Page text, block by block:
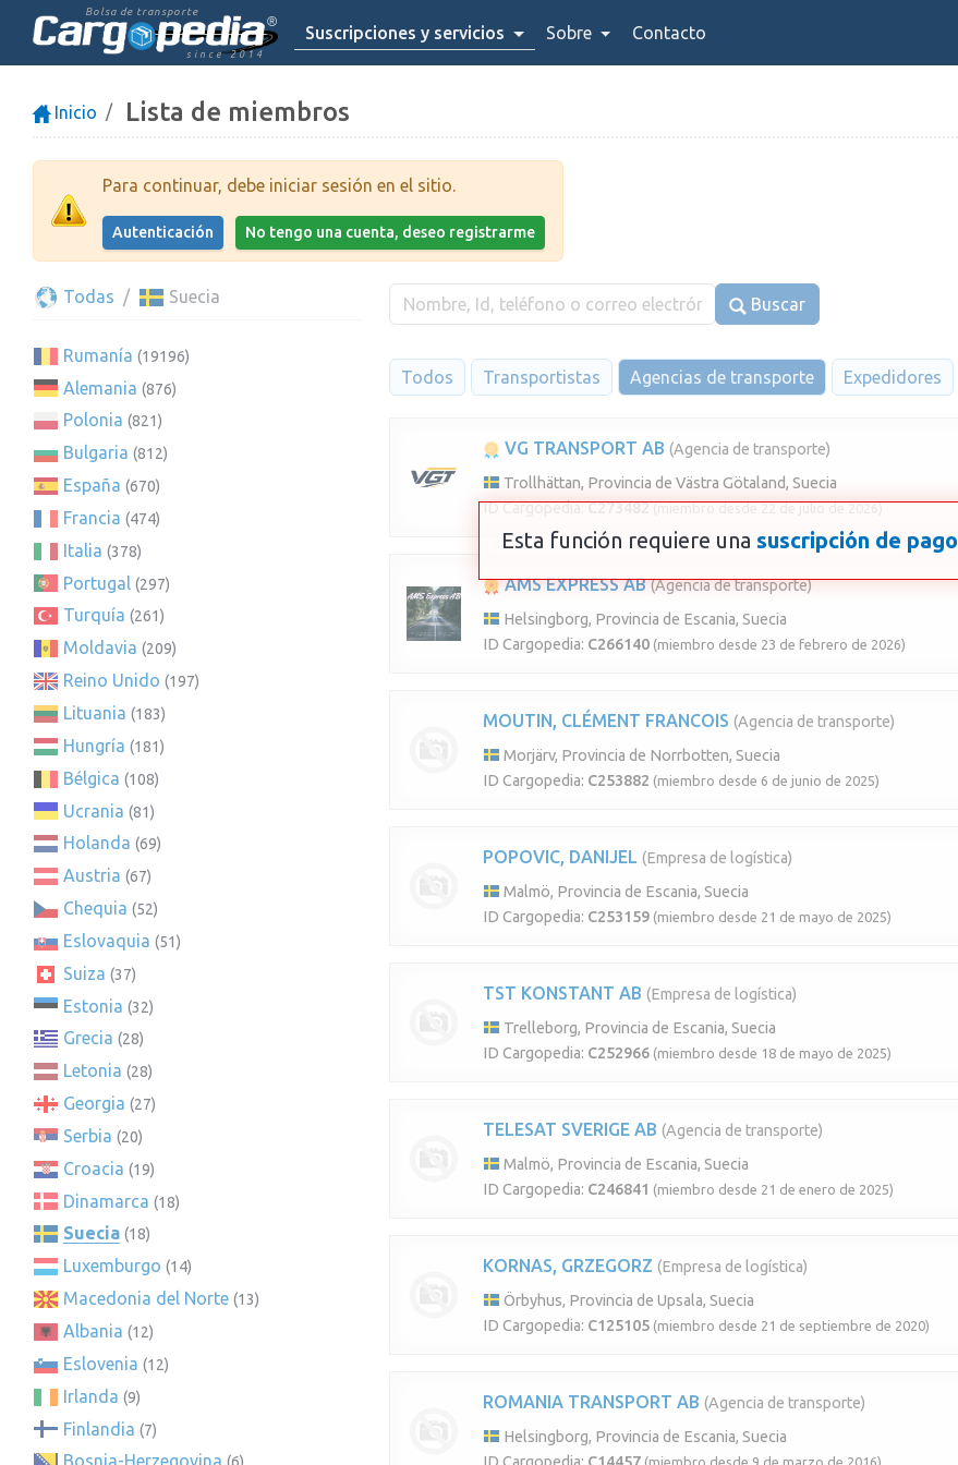
Bolsa de transporte
since 2014
Suscripciones y servicios Sobre Contacto
Inicio Lista de miembros
Para continuar, debe iniciar sesión en el sitio.
Autenticación No tengo una cuenta, deseo registrarme
Todas Suecia
Rumanía (19196)
Alemania (876)
Polonia (821)
Bulgaria (812)
España (670)
Francia (474)
Italia (378)
Portugal (297)
Turquía (261)
Moldavia (209)
Reino Unido (197)
Lituania (183)
Hungría (181)
Bélgica (108)
Ucrania (81)
Holanda (69)
Austria (67)
Chequia (52)
Eslovaquia (51)
Suiza (37)
Estonia (32)
Grecia (28)
Letonia (28)
Georgia (27)
Serbia (20)
Croacia (19)
Dinamarca (18)
Suecia (18)
Luxemburgo (14)
Macedonia del Norte (13)
Albania (12)
Eslovenia (12)
Irlanda (9)
Finlandia (7)
Bosnia-Herzegovina
Buscar
Todos Transportistas Agencias de transporte Expedidores
VG TRANSPORT AB (Agencia de transporte)
Trollhättan, Provincia de Västra Götaland, Suecia
ID Cargopedia:C273482 (miembro desde 22 de julio de 2026)
AMS EXPRESS AB (Agencia de transporte)
Helsingborg, Provincia de Escania, Suecia
ID Cargopedia: C266140 (miembro desde 23 de febrero de 2026)
MOUTIN, CLÉMENT FRANCOIS (Agencia de transporte)
Morjärv, Provincia de Norrbotten, Suecia
ID Cargopedia: C253882 (miembro desde 6 de junio de 2025)
POPOVIC, DANIJEL (Empresa de logística)
Malmö, Provincia de Escania, Suecia
ID Cargopedia: C253159 (miembro desde 21 de mayo de 2025)
TST KONSTANT AB (Empresa de logística)
Trelleborg, Provincia de Escania, Suecia
ID Cargopedia: C252966 (miembro desde 18 de mayo de 2025)
TELESAT SVERIGE AB (Agencia de transporte)
Malmö, Provincia de Escania, Suecia
ID Cargopedia: C246841 (miembro desde 21 de enero de 2025)
KORNAS, GRZEGORZ (Empresa de logística)
Örbyhus, Provincia de Upsala, Suecia
ID Cargopedia: C125105 (miembro desde 21 de septiembre de 2020)
ROMANIA TRANSPORT AB (Agencia de transporte)
Helsingborg, Provincia de Escania, Suecia
(miembro desde 9 de marzo de 2016)
Esta función requiere una suscripción de pago